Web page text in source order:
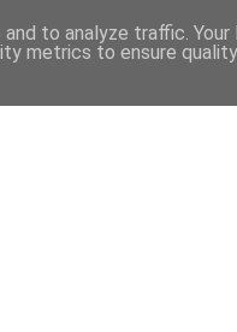
to analyze traffic. Your
metrics to ensure